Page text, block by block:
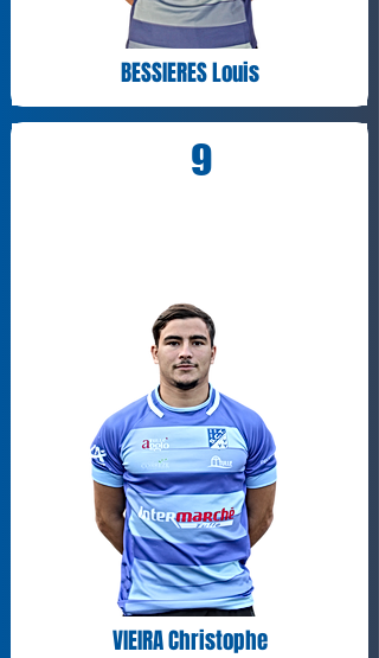
BESSIERES Louis
9
VIEIRA Christophe